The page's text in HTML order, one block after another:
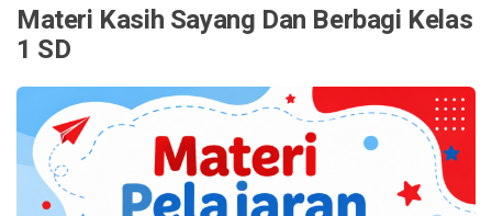
Materi Kasih Sayang Dan Berbagi Kelas
1 SD